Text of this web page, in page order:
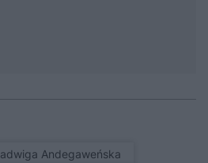
Jadwiga Andegaweńska